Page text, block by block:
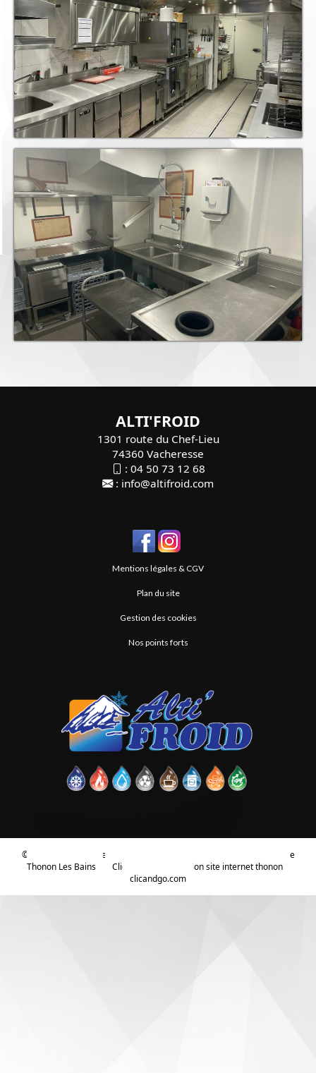
ALTI'FROID
1301 route du Chef-Lieu
74360 Vacheresse
: 04 50 73 12 68
: info@altifroid.com
Mentions légales & CGV
Plan du site
Gestion des cookies
Nos points forts
© 2026 Agence Web Thonon Les Bains
Référencement Google
Thonon Les Bains
Clic And Go
création site internet thonon
clicandgo.com